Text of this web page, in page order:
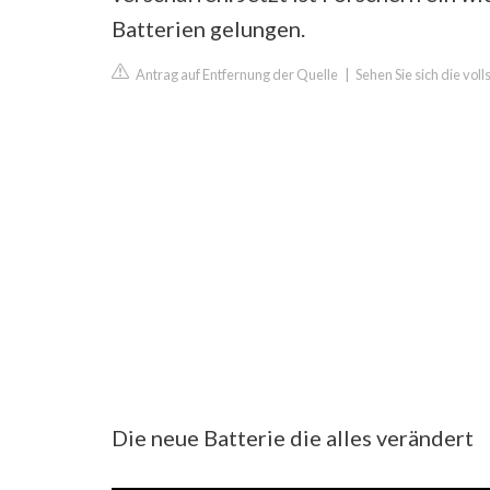
Batterien gelungen.
Antrag auf Entfernung der Quelle Sehen Sie sich die
Die neue Batterie die alles verändert